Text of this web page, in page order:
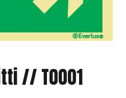
// T0001